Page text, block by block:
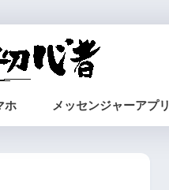
ホ メッセンジャーアプリ